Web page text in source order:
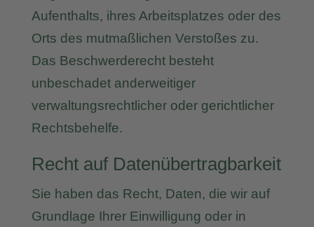
Aufenthalts, ihres Arbeitsplatzes oder des
Orts des mutmaßlichen Verstoßes zu.
Das Beschwerderecht besteht
unbeschadet anderweitiger
verwaltungsrechtlicher oder gerichtlicher
Rechtsbehelfe.
Recht auf Datenübertragbarkeit
Sie haben das Recht, Daten, die wir auf
Grundlage Ihrer Einwilligung oder in